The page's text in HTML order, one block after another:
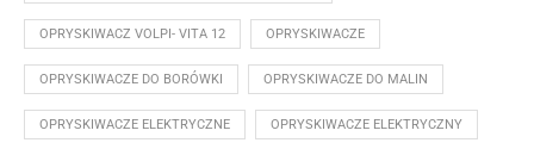
OPRYSKIWACZ VOLPI- VITA 12 OPRYSKIWACZE
OPRYSKIWACZE DO BORÓWKI OPRYSKIWACZE DO MALIN
OPRYSKIWACZE ELEKTRYCZNE OPRYSKIWACZE ELEKTRYCZNY